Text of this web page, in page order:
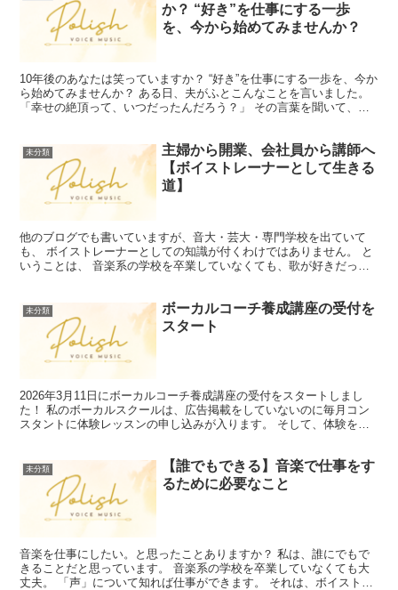
か？ “好き”を仕事にする一歩
を、今から始めてみませんか？
10年後のあなたは笑っていますか？ “好き”を仕事にする一歩を、今か
ら始めてみませんか？ ある日、夫がふとこんなことを言いました。
「幸せの絶頂って、いつだったんだろう？」 その言葉を聞いて、私
未分類
主婦から開業、会社員から講師へ
【ボイストレーナーとして生きる
道】
他のブログでも書いていますが、音大・芸大・専門学校を出ていて
も、 ボイストレーナーとしての知識が付くわけではありません。 と
いうことは、 音楽系の学校を卒業していなくても、歌が好きだった
未分類
ボーカルコーチ養成講座の受付を
スタート
2026年3月11日にボーカルコーチ養成講座の受付をスタートしまし
た！ 私のボーカルスクールは、広告掲載をしていないのに毎月コン
スタントに体験レッスンの申し込みが入ります。 そして、体験を受
未分類
【誰でもできる】音楽で仕事をす
るために必要なこと
音楽を仕事にしたい。と思ったことありますか？ 私は、誰にでもで
きることだと思っています。 音楽系の学校を卒業していなくても大
丈夫。 「声」について知れば仕事ができます。 それは、ボイストレ